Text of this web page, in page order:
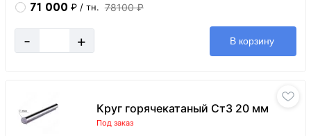
71 000 ₽ / тн. 78100 ₽
- + В корзину
Круг горячекатаный Ст3 20 мм
Под заказ